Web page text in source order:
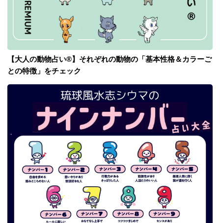
【大人の動物占い®】それぞれの動物の「基本性格＆カラーご
との特徴」をチェック